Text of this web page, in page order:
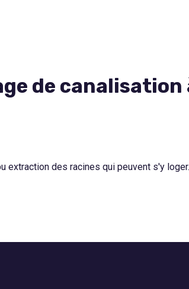
de canalisation
des racines qui peuvent s'y